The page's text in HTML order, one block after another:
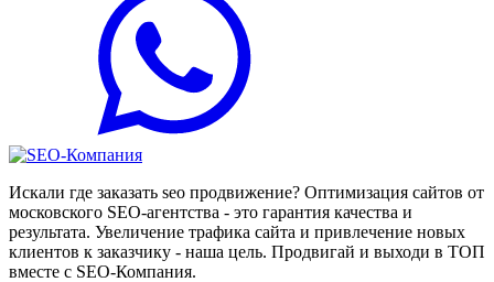
Искали где заказать seo продвижение? Оптимизация сайтов от
московского SEO-агентства - это гарантия качества и
результата. Увеличение трафика сайта и привлечение новых
клиентов к заказчику - наша цель. Продвигай и выходи в ТОП
вместе с SEO-Компания.